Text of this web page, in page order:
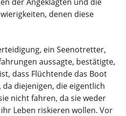
denen diese
ein Seenotretter,
aussagte, bestätigte,
dass Flüchtende das Boot
diejenigen, die eigentlich
nicht fahren, da sie weder
Leben riskieren wollen. Vor